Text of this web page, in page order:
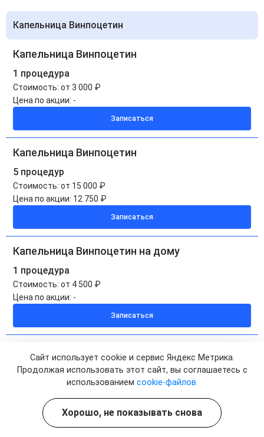
Капельница Винпоцетин
Капельница Винпоцетин
1 процедура
Стоимость: от 3 000 ₽
Цена по акции: -
Записаться
Капельница Винпоцетин
5 процедур
Стоимость: от 15 000 ₽
Цена по акции: 12 750 ₽
Записаться
Капельница Винпоцетин на дому
1 процедура
Стоимость: от 4 500 ₽
Цена по акции: -
Записаться
5 процедур
от 22 500 ₽
Записаться
Сайт использует cookie и сервис Яндекс Метрика.
Продолжая использовать этот сайт, вы соглашаетесь с
использованием cookie-файлов.
Хорошо, не показывать снова